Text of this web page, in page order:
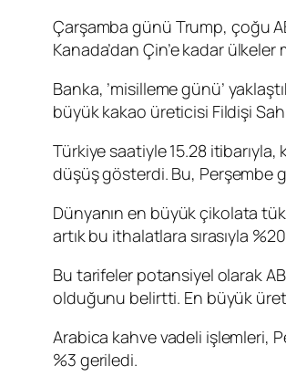
Çarşamba günü Trump, çoğu
Kanada’dan Çin’e kadar
Banka, ’misilleme günü’
büyük kakao üreticisi Fildişi
Türkiye saatiyle 15.28
düşüş gösterdi. Bu, Perşembe
Dünyanın en büyük çikolata
artık bu ithalatlara sırasıyla
Bu tarifeler potansiyel olarak
olduğunu belirtti. En büyük
Arabica kahve vadeli işlemleri,
%3 geriledi.